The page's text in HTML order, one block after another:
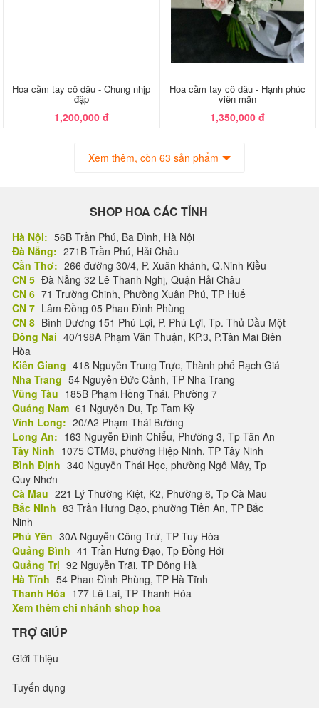
Hoa cầm tay cô dâu - Chung nhịp
đập
1,200,000 đ
Hoa cầm tay cô dâu - Hạnh phúc
viên mãn
1,350,000 đ
Xem thêm, còn 63 sản phẩm
SHOP HOA CÁC TỈNH
Hà Nội: 56B Trần Phú, Ba Đình, Hà Nội
Đà Nẵng: 271B Trần Phú, Hải Châu
Cần Thơ: 266 đường 30/4, P. Xuân khánh, Q.Ninh Kiều
CN 5 Đà Nẵng 32 Lê Thanh Nghị, Quận Hải Châu
CN 6 71 Trường Chinh, Phường Xuân Phú, TP Huế
CN 7 Lâm Đồng 05 Phan Đình Phùng
CN 8 Bình Dương 151 Phú Lợi, P. Phú Lợi, Tp. Thủ Dầu Một
Đồng Nai 40/198A Phạm Văn Thuận, KP.3, P.Tân Mai Biên
Hòa
Kiên Giang 418 Nguyễn Trung Trực, Thành phố Rạch Giá
Nha Trang 54 Nguyễn Đức Cảnh, TP Nha Trang
Vũng Tàu 185B Phạm Hồng Thái, Phường 7
Quảng Nam 61 Nguyễn Du, Tp Tam Kỳ
Vĩnh Long: 20/A2 Phạm Thái Bường
Long An: 163 Nguyễn Đình Chiểu, Phường 3, Tp Tân An
Tây Ninh 1075 CTM8, phường Hiệp Ninh, TP Tây Ninh
Bình Định 340 Nguyễn Thái Học, phường Ngô Mây, Tp
Quy Nhơn
Cà Mau 221 Lý Thường Kiệt, K2, Phường 6, Tp Cà Mau
Bắc Ninh 83 Trần Hưng Đạo, phường Tiền An, TP Bắc
Ninh
Phú Yên 30A Nguyễn Công Trứ, TP Tuy Hòa
Quảng Bình 41 Trần Hưng Đạo, Tp Đồng Hới
Quảng Trị 92 Nguyễn Trãi, TP Đông Hà
Hà Tĩnh 54 Phan Đình Phùng, TP Hà Tĩnh
Thanh Hóa 177 Lê Lai, TP Thanh Hóa
Xem thêm chi nhánh shop hoa
TRỢ GIÚP
Giới Thiệu
Tuyển dụng